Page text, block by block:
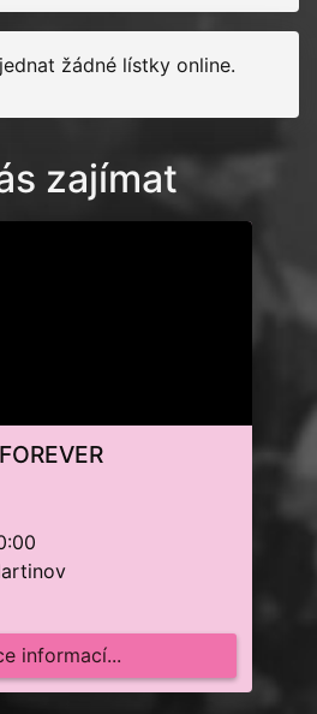
žádné lístky online.
zajímat
informací...